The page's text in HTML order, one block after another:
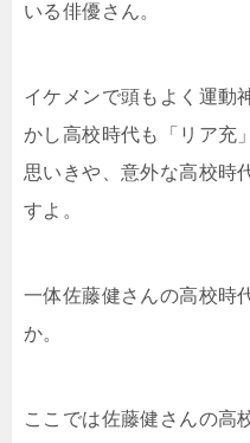
いる俳優さん。
イケメンで頭もよく運動
かし高校時代も「リア充
思いきや、意外な高校時
すよ。
一体佐藤健さんの高校時
か。
ここでは佐藤健さんの高